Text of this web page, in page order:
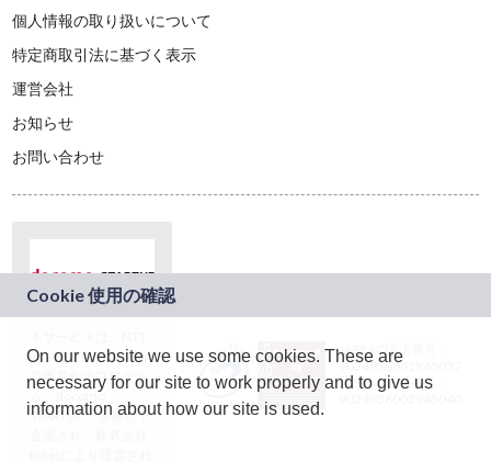
個人情報の取り扱いについて
特定商取引法に基づく表示
運営会社
お知らせ
お問い合わせ
ドコモグループの新
規事業創出プログラ
ム「docomo
STARTUP」を通じて
JASRAC許諾番号：
9024936001Y45037
JASRAC許諾番号：
On our website we use some cookies. These are
necessary for our site to work properly and to give us
information about how our site is used.